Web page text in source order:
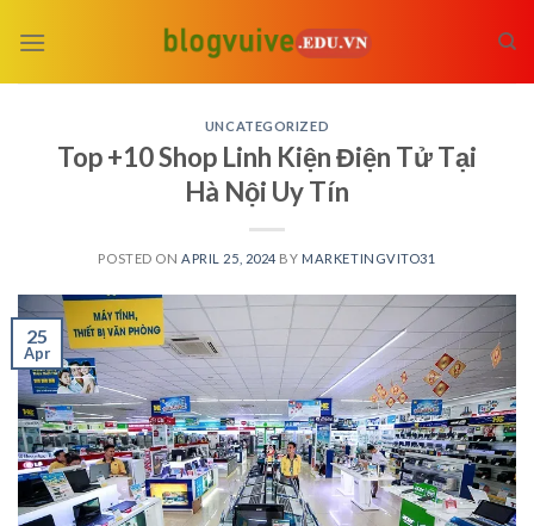
UNCATEGORIZED
Top +10 Shop Linh Kiện Điện Tử Tại
Hà Nội Uy Tín
POSTED ON APRIL 25, 2024 BY MARKETINGVITO31
25
Apr